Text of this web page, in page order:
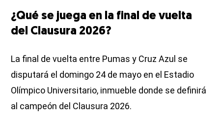
¿Qué se juega en la final de vuelta
del Clausura 2026?
La final de vuelta entre Pumas y Cruz Azul se
disputará el domingo 24 de mayo en el Estadio
Olímpico Universitario, inmueble donde se definirá
al campeón del Clausura 2026.